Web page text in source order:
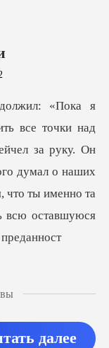
0
за руку. Он
думал о наших
далее